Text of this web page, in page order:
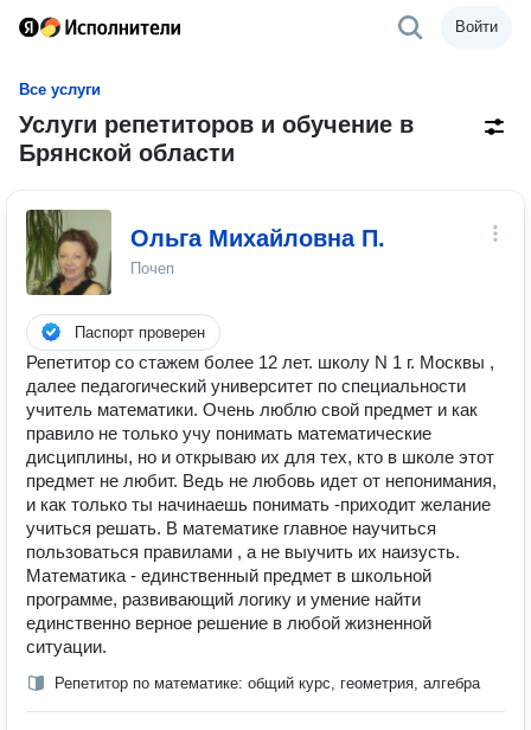
Войти
Все услуги
Услуги репетиторов и обучение в
Брянской области
Ольга Михайловна П.
Почеп
Паспорт проверен
Репетитор со стажем более 12 лет. школу N 1 г. Москвы ,
далее педагогический университет по специальности
учитель математики. Очень люблю свой предмет и как
правило не только учу понимать математические
дисциплины, но и открываю их для тех, кто в школе этот
предмет не любит. Ведь не любовь идет от непонимания,
и как только ты начинаешь понимать -приходит желание
учиться решать. В математике главное научиться
пользоваться правилами , а не выучить их наизусть.
Математика - единственный предмет в школьной
программе, развивающий логику и умение найти
единственно верное решение в любой жизненной
ситуации.
Репетитор по математике: общий курс, геометрия, алгебра